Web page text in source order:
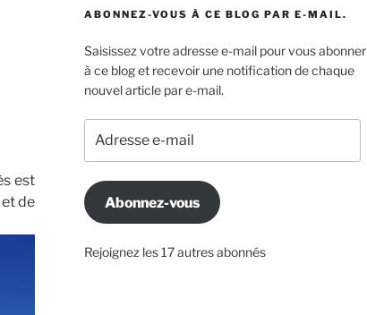
est
de
ABONNEZ-VOUS À CE BLOG PAR E-MAIL.
Saisissez votre adresse e-mail pour vous abonner
à ce blog et recevoir une notification de chaque
nouvel article par e-mail.
mail
Abonnez-vous
Rejoignez les 17 autres abonnés